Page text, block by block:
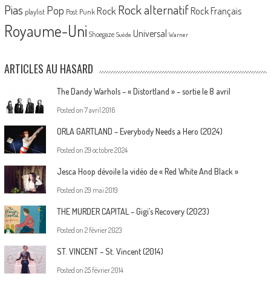
Pias playlist Pop Post Punk Rock Rock alternatif Rock Français
Royaume-Uni Shoegaze Suède Universal Warner
ARTICLES AU HASARD
The Dandy Warhols – « Distortland » – sortie le 8 avril
Posted on 7 avril 2016
ORLA GARTLAND – Everybody Needs a Hero (2024)
Posted on 29 octobre 2024
Jesca Hoop dévoile la vidéo de « Red White And Black »
Posted on 29 mai 2019
THE MURDER CAPITAL – Gigi’s Recovery (2023)
Posted on 2 février 2023
ST. VINCENT – St. Vincent (2014)
Posted on 25 février 2014